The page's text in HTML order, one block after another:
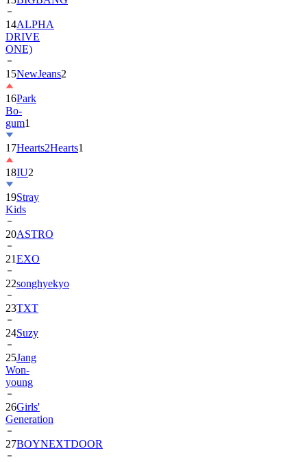
DRIVE
ONE)
15NewJeans
16Park
Bo-
gum1
17Hearts2Hearts
18IU2
19Stray
Kids
20ASTRO
21EXO
22songhyekyo
23TXT
24Suzy
25Jang
Won-
young
26Girls'
Generation
27BOYNEXTDOOR
28IDID